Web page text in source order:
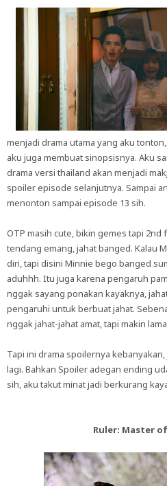
menjadi drama utama yang aku
aku juga membuat sinopsisnya. Aku
drama versi thailand akan menjadi
spoiler episode selanjutnya. Sampai
menonton sampai episode 13 sih.
OTP masih cute, bikin gemes tapi 2nd
tendang emang, jahat banged. Kalau
diri, tapi disini Minnie bego banged
aduhhh. Itu juga karena pengaruh
nggak sayang ponakan kayaknya,
pengaruhi untuk berbuat jahat.
nggak jahat-jahat amat, tapi makin
Tapi ini drama spoilernya
lagi. Bahkan Spoiler adegan ending
sih, aku takut minat jadi berkurang
Ruler: Master